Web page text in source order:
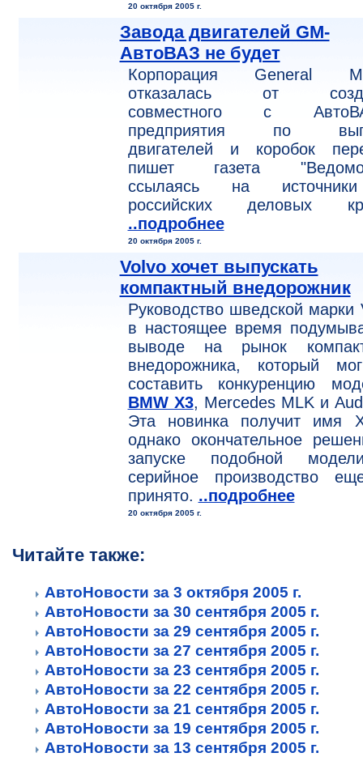
20 октября 2005 г.
Завода двигателей GM-
АвтоВАЗ не будет
Корпорация General
отказалась от
совместного с
предприятия по
двигателей и коробок
пишет газета
ссылаясь на
российских деловых
..подробнее
20 октября 2005 г.
Volvo хочет выпускать
компактный внедорожник
Руководство шведской марки
в настоящее время
выводе на рынок
внедорожника, который
составить конкуренцию
BMW X3, Mercedes MLK и
Эта новинка получит имя
однако окончательное
запуске подобной
серийное производство
принято. ..подробнее
20 октября 2005 г.
Читайте также:
АвтоНовости за 3 октября 2005 г.
АвтоНовости за 30 сентября 2005 г.
АвтоНовости за 29 сентября 2005 г.
АвтоНовости за 27 сентября 2005 г.
АвтоНовости за 23 сентября 2005 г.
АвтоНовости за 22 сентября 2005 г.
АвтоНовости за 21 сентября 2005 г.
АвтоНовости за 19 сентября 2005 г.
АвтоНовости за 13 сентября 2005 г.